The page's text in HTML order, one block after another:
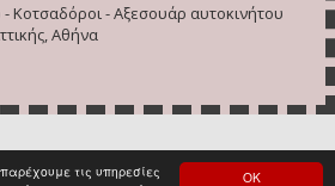
ΟΚ
τις υπηρεσίες
Κοτσαδόροι - Αξεσουάρ αυτοκινήτου
Αθήνα